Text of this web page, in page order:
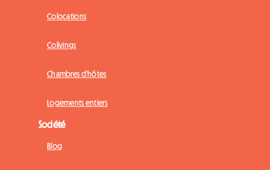
Colocations
Colivings
Chambres d'hôtes
Logements entiers
Société
Blog